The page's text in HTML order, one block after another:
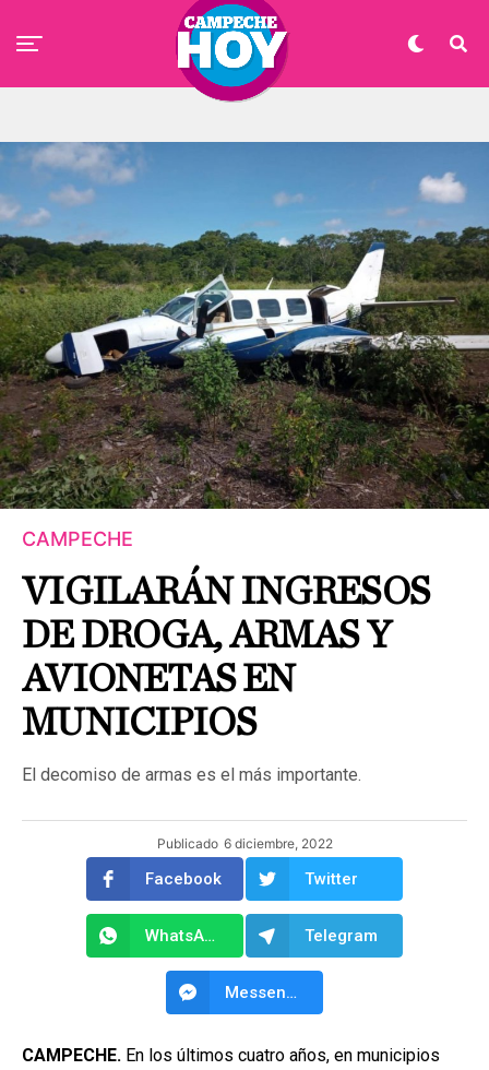
CAMPECHE
VIGILARÁN INGRESOS
DE DROGA, ARMAS Y
AVIONETAS EN
MUNICIPIOS
El decomiso de armas es el más importante.
Publicado 6 diciembre, 2022
Facebook Twitter
WhatsApp Telegram
Messenger
CAMPECHE. En los últimos cuatro años, en municipios